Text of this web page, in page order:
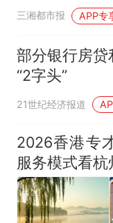
个、通讯录一
人，全部删掉
“不被尊重”；
手表就应该只
三湘都市报 APP专
部分银行房贷
“2字头”
21世纪经济报道
2026香港专
服务模式看